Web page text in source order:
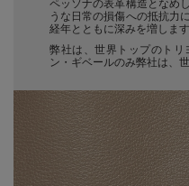
ペッソナの表革構造となめ
うな日常の損傷への抵抗力
経年とともに深みを増します
弊社は、世界トップのト
ン・ギベールのみ弊社は、